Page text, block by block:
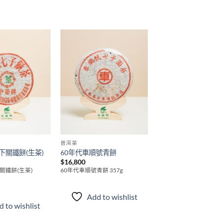
wishlist
關鐵餅(生茶)
鐵餅(生茶)
to wishlist
Add to
wishlist
普洱茶
60年代車順號青餅
$16,800
60年代車順號青餅 357g
Add to wishlist